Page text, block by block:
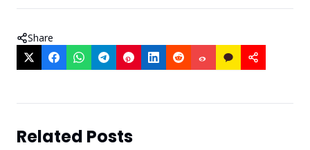
Share
Related Posts